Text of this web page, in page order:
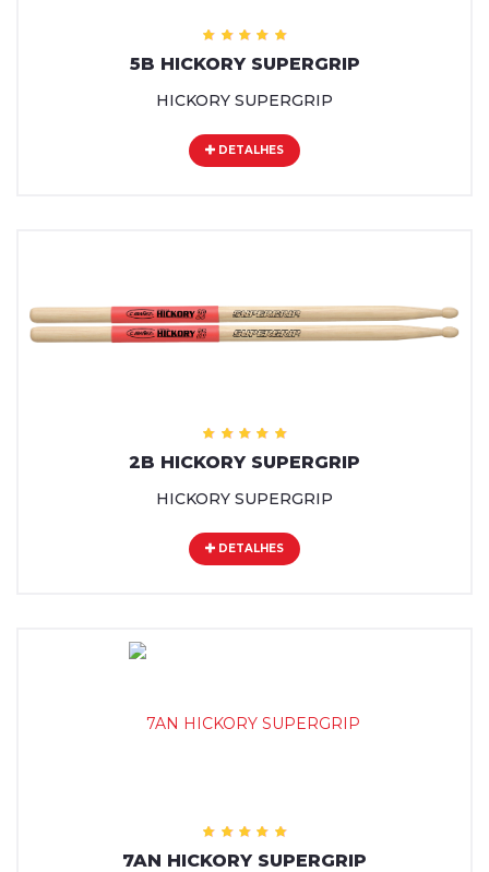
5B HICKORY SUPERGRIP
HICKORY SUPERGRIP
DETALHES
2B HICKORY SUPERGRIP
HICKORY SUPERGRIP
DETALHES
7AN HICKORY SUPERGRIP